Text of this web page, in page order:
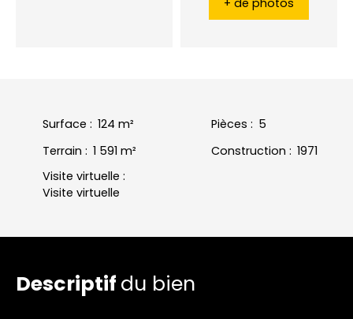
Surface : 124 m² Pièces : 5
Terrain : 1 591 m² Construction : 1971
Visite virtuelle :
Visite virtuelle
Descriptif du bien